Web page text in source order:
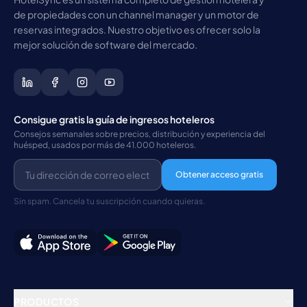
de propiedades con un channel manager y un motor de
reservas integrados. Nuestro objetivo es ofrecer solo la
mejor solución de software del mercado.
Consigue gratis la guía de ingresos hoteleros
Consejos semanales sobre precios, distribución y experiencia del
huésped, usados por más de 41.000 hoteleros.
Obtener acceso gratis
Sin spam. Cancela tu suscripción cuando quieras.